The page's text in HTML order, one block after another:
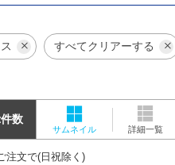
すべてクリアーする
数
サムネイル 詳細一覧
注文で(日祝除く)